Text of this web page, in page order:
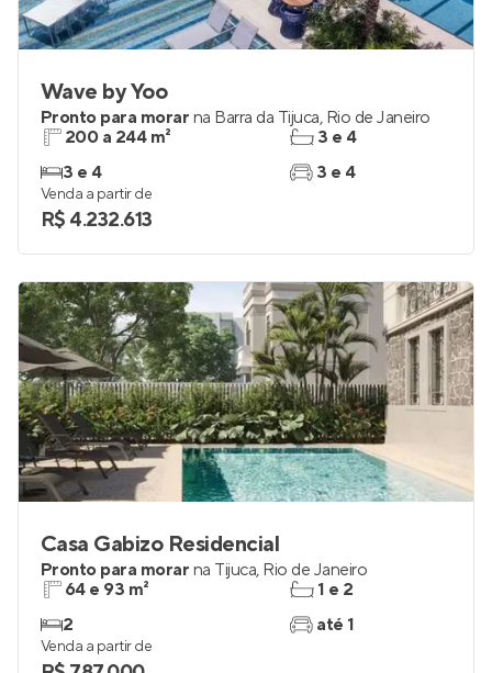
Wave by Yoo
Pronto para morar na Barra da Tijuca, Rio de Janeiro
200 a 244 m²
3 e 4
3 e 4
3 e 4
Venda a partir de
R$ 4.232.613
Casa Gabizo Residencial
Pronto para morar na Tijuca, Rio de Janeiro
64 e 93 m²
2
1 e 2
até 1
Venda a partir de